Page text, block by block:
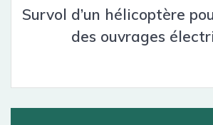
Survol d’un hélicoptère
des ouvrages